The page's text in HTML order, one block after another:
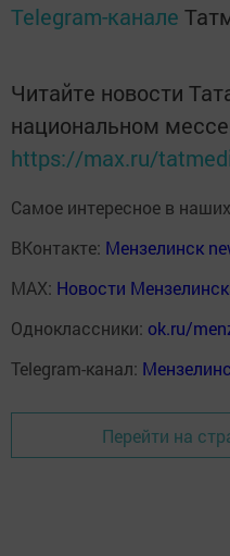
Telegram-канале
Читайте новости
национальном
https://max.ru/
Самое интересное в
ВКонтакте: Мензелинск
MAX: Новости
Одноклассники: ok.ru/
Telegram-канал:
Перейти на